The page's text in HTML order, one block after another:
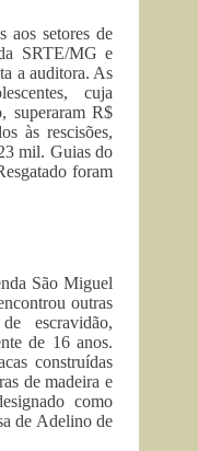
aos setores de
SRTE/MG e
a auditora. As
cuja
superaram R$
às rescisões,
mil. Guias do
foram
São Miguel
outras
escravidão,
de 16 anos.
construídas
de madeira e
como
de Adelino de